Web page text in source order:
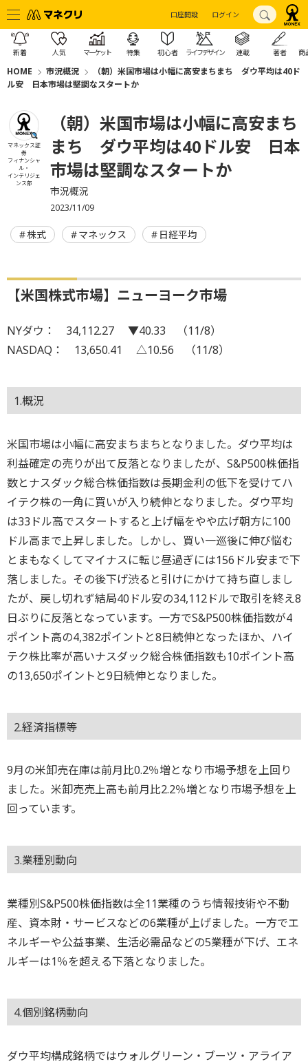
口座開設 ログイン
新着 人気 マーケット 特集 初心者 ライフデザイン 連載 著者 商
HOME 市況概況
（朝）米国市場は小幅に高安まちまち ダウ平均は40ド
ル安 日本市場は堅調なスタートか
マネックス証
券
フィナンシャ
ル・
インテリジェ
ンス部
（朝）米国市場は小幅に高安まち
まち ダウ平均は40ドル安 日本
市場は堅調なスタートか
市況概況
2023/11/09
株式 マネックス 日経平均
【米国株式市場】ニューヨーク市場
NYダウ： 34,112.27 ▼40.33 （11/8）
NASDAQ： 13,650.41 △10.56 （11/8）
1.概況
米国市場は小幅に高安まちまちとなりました。ダウ平均は
利益確定の売りが出て反落となりましたが、S&P500株価指
数とナスダック総合株価指数は長期金利の低下を受けてハ
イテク株の一角に買いが入り続伸となりました。ダウ平均
は33ドル高でスタートすると上げ幅をやや広げ朝方に100
ドル高まで上昇しました。しかし、買い一巡後に伸び悩む
とまもなくしてマイナスに転じ昼過ぎには156ドル安まで下
落しました。その後下げ渋ると引けにかけて持ち直しまし
たが、戻し切れず結局40ドル安の34,112ドルで取引を終え8
日ぶりに反落となっています。一方でS&P500株価指数が4
ポイント高の4,382ポイントと8日続伸となったほか、ハイ
テク株比率が高いナスダック総合株価指数も10ポイント高
の13,650ポイントと9日続伸となりました。
2.経済指標等
9月の米卸売在庫は前月比0.2％増となり市場予想を上回り
ました。米卸売売上高も前月比2.2％増となり市場予想を上
回っています。
3.業種別動向
業種別S&P500株価指数は全11業種のうち情報技術や不動
産、資本財・サービスなどの6業種が上げました。一方でエ
ネルギーや公益事業、生活必需品などの5業種が下げ、エネ
ルギーは1％を超える下落となりました。
4.個別銘柄動向
ダウ平均構成銘柄ではウォルグリーン・ブーツ・アライア